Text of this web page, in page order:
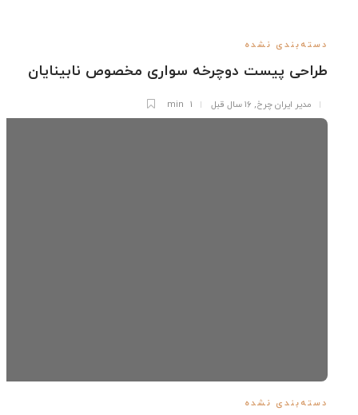
نشده
پیست دوچرخه سواری مخصوص نابینایان
مدیر ایران چرخ, ۱۶ سال قبل 1 min
نشده